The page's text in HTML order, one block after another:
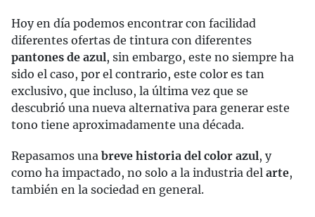
Hoy en día podemos encontrar con facilidad
diferentes ofertas de tintura con diferentes
pantones de azul, sin embargo, este no siempre ha
sido el caso, por el contrario, este color es tan
exclusivo, que incluso, la última vez que se
descubrió una nueva alternativa para generar este
tono tiene aproximadamente una década.
Repasamos una breve historia del color azul, y
como ha impactado, no solo a la industria del arte,
también en la sociedad en general.